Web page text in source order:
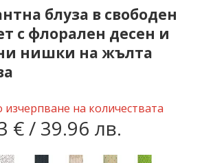
блуза в свободен
с флорален десен и
нишки на жълта
изчерпване на количествата
€ / 39.96 лв.